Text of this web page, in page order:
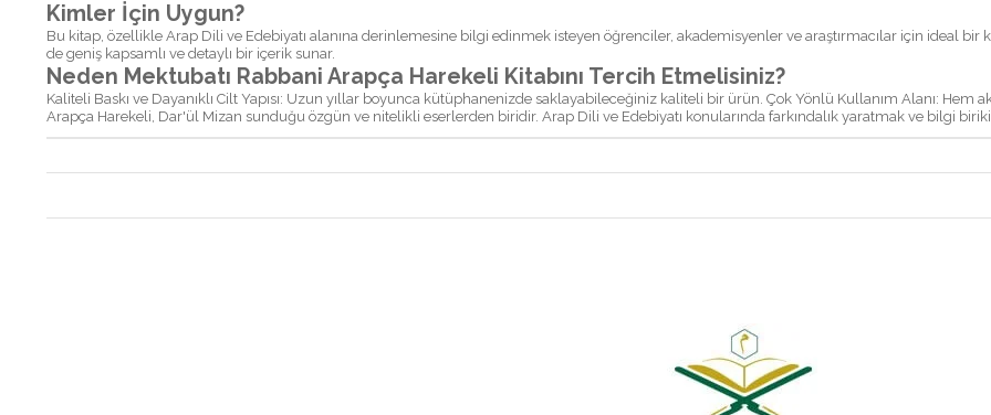
Kimler İçin Uygun?
Bu kitap, özellikle Arap Dili ve Edebiyatı alanına derinlemesine bilgi edinmek isteyen öğrenciler, akademisyenler ve araştırmacılar için ideal
de geniş kapsamlı ve detaylı bir içerik sunar.
Neden Mektubatı Rabbani Arapça Harekeli Kitabını Tercih Etmelisiniz?
Kaliteli Baskı ve Dayanıklı Cilt Yapısı: Uzun yıllar boyunca kütüphanenizde saklayabileceğiniz kaliteli bir ürün. Çok Yönlü Kullanım Alanı:
Arapça Harekeli, Dar'ül Mizan sunduğu özgün ve nitelikli eserlerden biridir. Arap Dili ve Edebiyatı konularında farkındalık yaratmak ve bilgi